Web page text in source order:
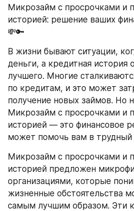
Микрозайм с просрочками и
историей: решение ваших
💸🔑
В жизни бывают ситуации,
деньги, а кредитная история
лучшего. Многие
по кредитам, и это может
получение новых займов. Но
Микрозайм с просрочками и
историей — это финансовое
может помочь вам в трудный
Микрозайм с просрочками и
историей предложен
организациями, которые
жизненные обстоятельства
самым лучшим образом. Эти